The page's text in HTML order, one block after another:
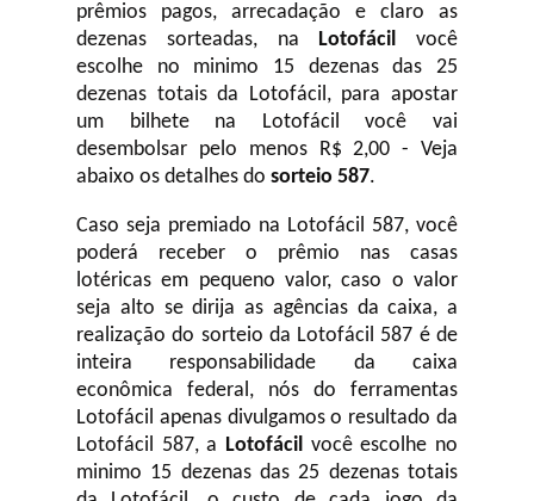
prêmios pagos, arrecadação e claro as
dezenas sorteadas, na Lotofácil você
escolhe no minimo 15 dezenas das 25
dezenas totais da Lotofácil, para apostar
um bilhete na Lotofácil você vai
desembolsar pelo menos R$ 2,00 - Veja
abaixo os detalhes do sorteio 587.
Caso seja premiado na Lotofácil 587, você
poderá receber o prêmio nas casas
lotéricas em pequeno valor, caso o valor
seja alto se dirija as agências da caixa, a
realização do sorteio da Lotofácil 587 é de
inteira responsabilidade da caixa
econômica federal, nós do ferramentas
Lotofácil apenas divulgamos o resultado da
Lotofácil 587, a Lotofácil você escolhe no
minimo 15 dezenas das 25 dezenas totais